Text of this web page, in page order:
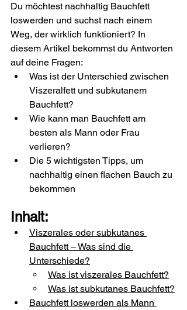
Du möchtest nachhaltig Bauchfett
loswerden und suchst nach einem
Weg, der wirklich funktioniert? In
diesem Artikel bekommst du Antworten
auf deine Fragen:
Was ist der Unterschied zwischen
Viszeralfett und subkutanem
Bauchfett?
Wie kann man Bauchfett am
besten als Mann oder Frau
verlieren?
Die 5 wichtigsten Tipps, um
nachhaltig einen flachen Bauch zu
bekommen
Inhalt:
Viszerales oder subkutanes
Bauchfett – Was sind die
Unterschiede?
Was ist viszerales Bauchfett?
Was ist subkutanes Bauchfett?
Bauchfett loswerden als Mann